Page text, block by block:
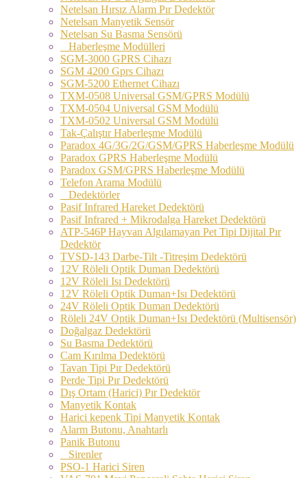
Netelsan Hırsız Alarm Pır Dedektör
Netelsan Manyetik Sensör
Netelsan Su Basma Sensörü
Haberleşme Modülleri
SGM-3000 GPRS Cihazı
SGM 4200 Gprs Cihazı
SGM-5200 Ethernet Cihazı
TXM-0508 Universal GSM/GPRS Modülü
TXM-0504 Universal GSM Modülü
TXM-0502 Universal GSM Modülü
Tak-Çalıştır Haberleşme Modülü
Paradox 4G/3G/2G/GSM/GPRS Haberleşme Modülü
Paradox GPRS Haberleşme Modülü
Paradox GSM/GPRS Haberleşme Modülü
Telefon Arama Modülü
Dedektörler
Pasif Infrared Hareket Dedektörü
Pasif Infrared + Mikrodalga Hareket Dedektörü
ATP-546P Hayvan Algılamayan Pet Tipi Dijital Pır
Dedektör
TVSD-143 Darbe-Tilt -Titreşim Dedektörü
12V Röleli Optik Duman Dedektörü
12V Röleli Isı Dedektörü
12V Röleli Optik Duman+Isı Dedektörü
24V Röleli Optik Duman Dedektörü
Röleli 24V Optik Duman+Isı Dedektörü (Multisensör)
Doğalgaz Dedektörü
Su Basma Dedektörü
Cam Kırılma Dedektörü
Tavan Tipi Pır Dedektörü
Perde Tipi Pır Dedektörü
Dış Ortam (Harici) Pır Dedektör
Manyetik Kontak
Harici kepenk Tipi Manyetik Kontak
Alarm Butonu, Anahtarlı
Panik Butonu
Sirenler
PSO-1 Harici Siren